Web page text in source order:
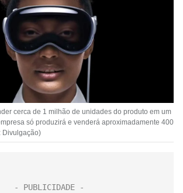
cerca de 1 milhão de unidades do produto em um
só produzirá e venderá aproximadamente 400
Divulgação)